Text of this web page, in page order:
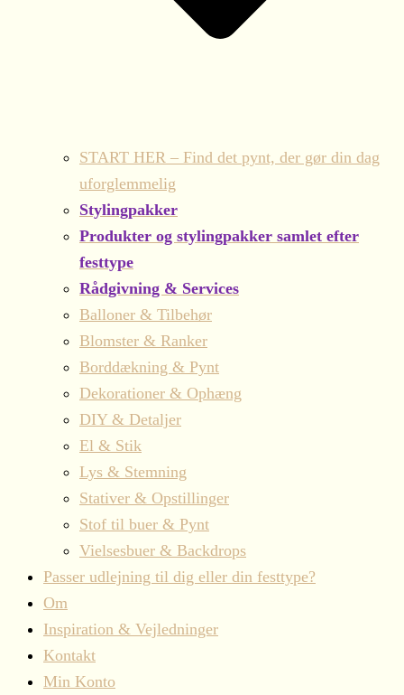
START HER – Find det pynt, der gør din dag
uforglemmelig
Stylingpakker
Produkter og stylingpakker samlet efter
festtype
Rådgivning & Services
Balloner & Tilbehør
Blomster & Ranker
Borddækning & Pynt
Dekorationer & Ophæng
DIY & Detaljer
El & Stik
Lys & Stemning
Stativer & Opstillinger
Stof til buer & Pynt
Vielsesbuer & Backdrops
Passer udlejning til dig eller din festtype?
Om
Inspiration & Vejledninger
Kontakt
Min Konto